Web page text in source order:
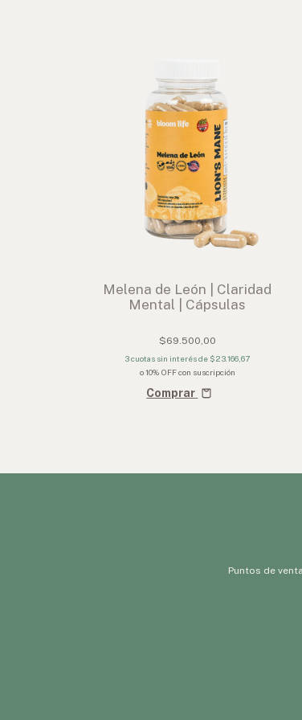
Melena de León | Claridad
Mental | Cápsulas
$69.500,00
3cuotas sin interés de $23.166,67
o 10% OFFcon suscripción
Comprar
Puntos de venta